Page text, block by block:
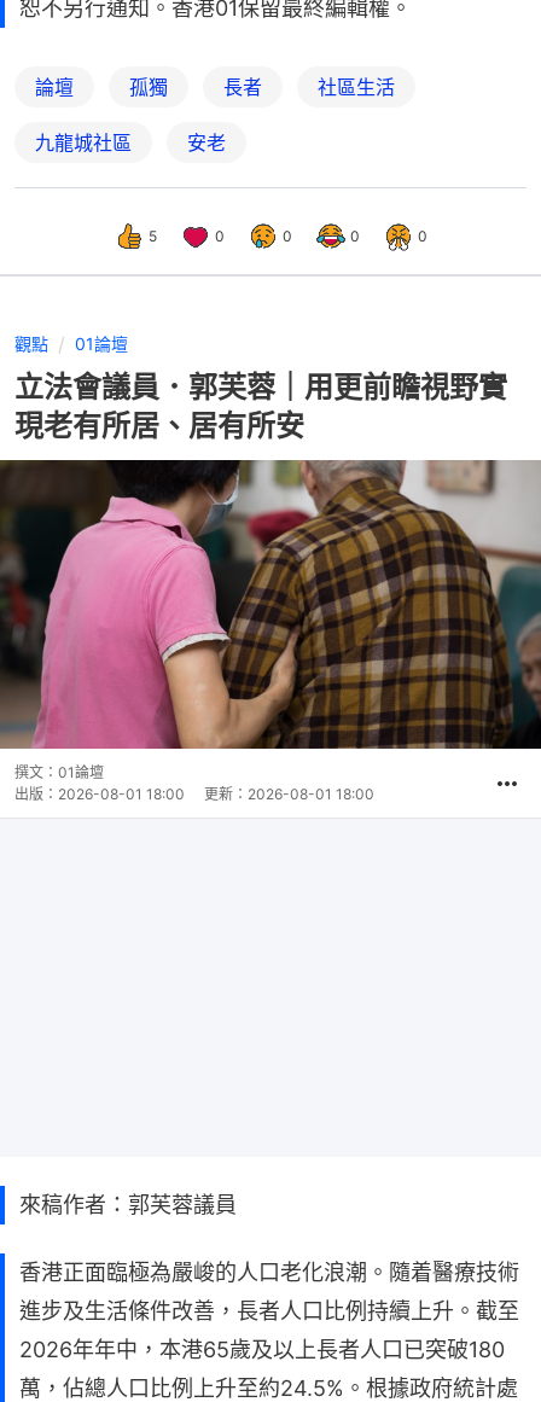
恕不另行通知。香港01保留最終編輯權。
論壇 孤獨 長者 社區生活
九龍城社區 安老
5 0 0 0 0
觀點 01論壇
立法會議員．郭芙蓉｜用更前瞻視野實
現老有所居、居有所安
撰文： 01論壇
出版： 2026-08-01 18:00 更新： 2026-08-01 18:00
來稿作者：郭芙蓉議員
香港正面臨極為嚴峻的人口老化浪潮。隨着醫療技術
進步及生活條件改善，長者人口比例持續上升。截至
2026年年中，本港65歲及以上長者人口已突破180
萬，佔總人口比例上升至約24.5%。根據政府統計處